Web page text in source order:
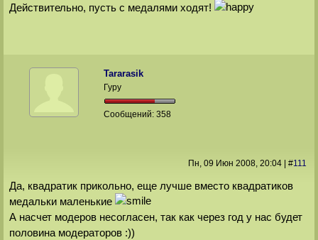
Действительно, пусть с медалями ходят!
Tararasik
Гуру
Сообщений:358
Пн, 09 Июн 2008, 20:04| #111
Да, квадратик прикольно, еще лучше вместо квадратиков
медальки маленькие
А насчет модеров несогласен, так как через год у нас будет
половина модераторов :))